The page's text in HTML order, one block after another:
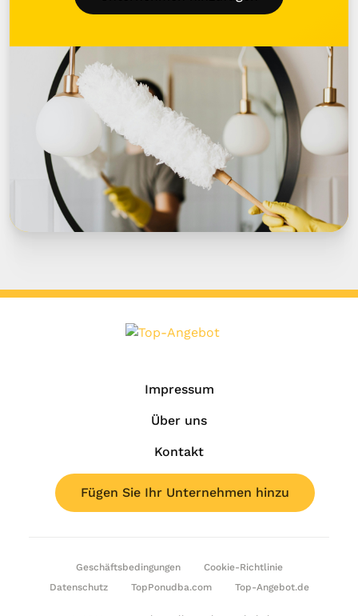
Impressum
Über uns
Kontakt
Fügen Sie Ihr Unternehmen hinzu
Geschäftsbedingungen
Cookie-Richtlinie
Datenschutz
TopPonudba.com Top-Angebot.de